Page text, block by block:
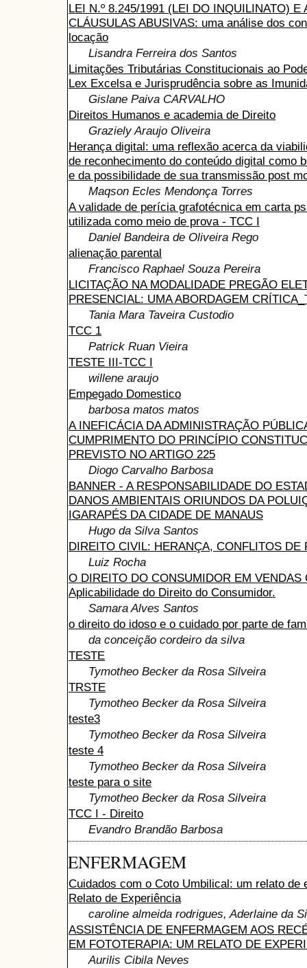
LEI N.º 8.245/1991 (LEI DO INQUILINATO) E
CLÁUSULAS ABUSIVAS: uma análise dos
locação
Lisandra Ferreira dos Santos
Limitações Tributárias Constitucionais ao
Lex Excelsa e Jurisprudência sobre as
Gislane Paiva CARVALHO
Direitos Humanos e academia de Direito
Graziely Araujo Oliveira
Herança digital: uma reflexão acerca da
de reconhecimento do conteúdo digital como
e da possibilidade de sua transmissão post
Maqson Ecles Mendonça Torres
A validade de perícia grafotécnica em carta
utilizada como meio de prova - TCC I
Daniel Bandeira de Oliveira Rego
alienação parental
Francisco Raphael Souza Pereira
LICITAÇÃO NA MODALIDADE PREGÃO
PRESENCIAL: UMA ABORDAGEM
Tania Mara Taveira Custodio
TCC 1
Patrick Ruan Vieira
TESTE III-TCC I
willene araujo
Empegado Domestico
barbosa matos matos
A INEFICÁCIA DA ADMINISTRAÇÃO
CUMPRIMENTO DO PRINCÍPIO
PREVISTO NO ARTIGO 225
Diogo Carvalho Barbosa
BANNER - A RESPONSABILIDADE DO
DANOS AMBIENTAIS ORIUNDOS DA
IGARAPÉS DA CIDADE DE MANAUS
Hugo da Silva Santos
DIREITO CIVIL: HERANÇA, CONFLITOS DE
Luiz Rocha
O DIREITO DO CONSUMIDOR EM VENDAS
Aplicabilidade do Direito do Consumidor.
Samara Alves Santos
o direito do idoso e o cuidado por parte de
da conceição cordeiro da silva
TESTE
Tymotheo Becker da Rosa Silveira
TRSTE
Tymotheo Becker da Rosa Silveira
teste3
Tymotheo Becker da Rosa Silveira
teste 4
Tymotheo Becker da Rosa Silveira
teste para o site
Tymotheo Becker da Rosa Silveira
TCC I - Direito
Evandro Brandão Barbosa
ENFERMAGEM
Cuidados com o Coto Umbilical: um relato de
Relato de Experiência
caroline almeida rodrigues, Aderlaine da
ASSISTÊNCIA DE ENFERMAGEM AOS
EM FOTOTERAPIA: UM RELATO DE
Aurilis Cibila Neves